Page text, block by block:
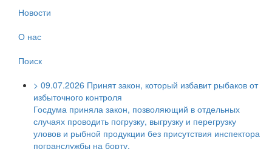
Новости
О нас
Поиск
> 09.07.2026 Принят закон, который избавит рыбаков от
избыточного контроля
Госдума приняла закон, позволяющий в отдельных
случаях проводить погрузку, выгрузку и перегрузку
уловов и рыбной продукции без присутствия инспектора
погранслужбы на борту.